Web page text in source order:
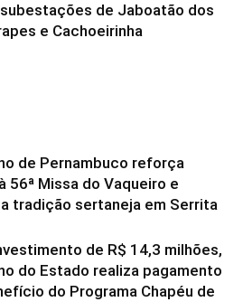
de Jaboatão dos
e Cachoeirinha
de Pernambuco reforça
56ª Missa do Vaqueiro e
tradição sertaneja em Serrita
de R$ 14,3 milhões,
do Estado realiza pagamento
do Programa Chapéu de